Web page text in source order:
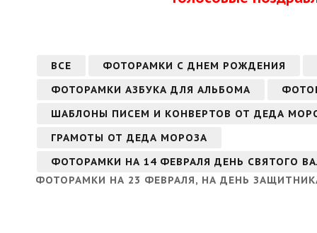
ВСЕ
ФОТОРАМКИ С ДНЕМ РОЖДЕНИЯ
ФОТОРАМКИ АЗБУКА ДЛЯ АЛЬБОМА
ШАБЛОНЫ ПИСЕМ И КОНВЕРТОВ ОТ ДЕДА
ГРАМОТЫ ОТ ДЕДА МОРОЗА
ФОТОРАМКИ НА 14 ФЕВРАЛЯ ДЕНЬ СВЯТОГО
ФОТОРАМКИ НА 23 ФЕВРАЛЯ, НА ДЕНЬ